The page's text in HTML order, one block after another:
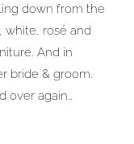
down from the
white, rosé and
And in
bride & groom.
over again…